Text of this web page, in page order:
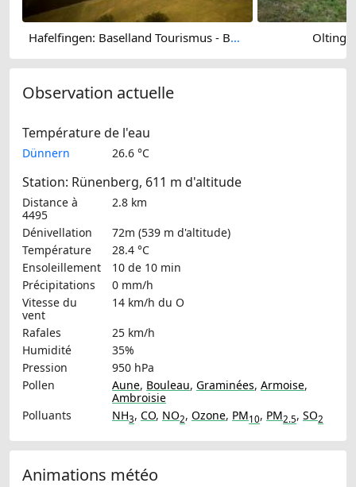
Hafelfingen: Baselland Tourismus - Bad Ramsach, Läufelfingen
Observation actuelle
Température de l'eau
Dünnern 26.6 °C
Station: Rünenberg, 611 m d'altitude
Distance à
4495
2.8 km
Dénivellation
72m (539 m d'altitude)
Température
28.4 °C
Ensoleillement
10 de 10 min
Précipitations
0 mm/h
Vitesse du
vent
14 km/h du O
Rafales
25 km/h
Humidité
35%
Pression
950 hPa
Pollen
Aune, Bouleau, Graminées, Armoise,
Ambroisie
Polluants
NH3, CO, NO2, Ozone, PM10, PM2.5, SO2
Animations météo